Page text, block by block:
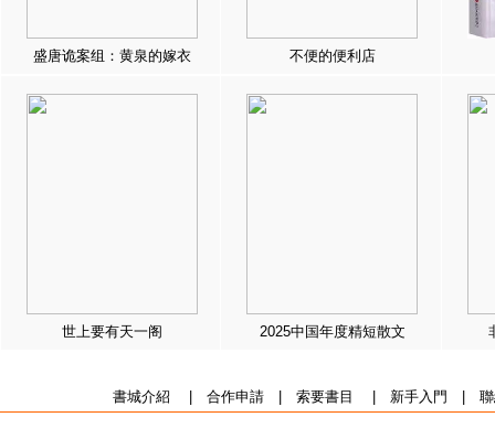
盛唐诡案组：黄泉的嫁衣 不便的便利店
世上要有天一阁 2025中国年度精短散文
書城介紹 合作申請| 索要書目 新手入門